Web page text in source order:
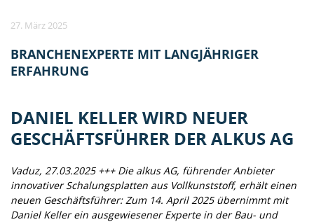
27. März 2025
BRANCHENEXPERTE MIT LANGJÄHRIGER
ERFAHRUNG
DANIEL KELLER WIRD NEUER
GESCHÄFTSFÜHRER DER ALKUS AG
Vaduz, 27.03.2025 +++ Die alkus AG, führender Anbieter
innovativer Schalungsplatten aus Vollkunststoff, erhält einen
neuen Geschäftsführer: Zum 14. April 2025 übernimmt mit
Daniel Keller ein ausgewiesener Experte in der Bau- und